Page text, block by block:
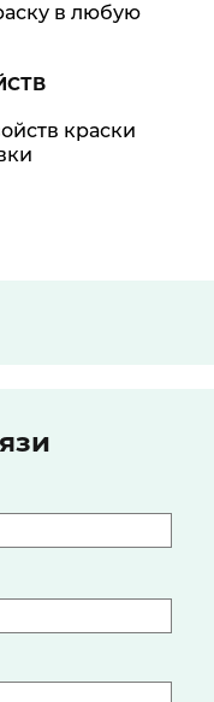
в любую
краски